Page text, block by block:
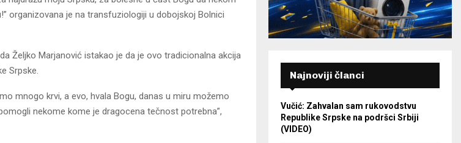
organizovana je na transfuziologiji u dobojskoj Bolnici
Željko Marjanović istakao je da je ovo tradicionalna akcija
Srpske.
mnogo krvi, a evo, hvala Bogu, danas u miru možemo
nekome kome je dragocena tečnost potrebna”,
Najnoviji članci
Vučić: Zahvalan sam rukovodstvu
Republike Srpske na podršci Srbiji
(VIDEO)